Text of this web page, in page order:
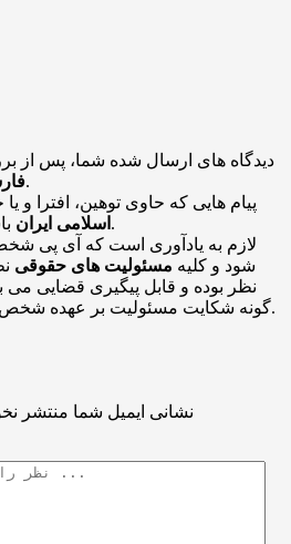
دیدگاه های ارسال شده شما، پس از
منتشر خواهد شد.
پیام هایی که حاوی توهین، افترا و
اسلامی ایران باشد منتشر نخواهد شد.
لازم به یادآوری است که آی پی
شود و کلیه مسئولیت های حقوقی
نظر بوده و قابل پیگیری قضایی
گونه شکایت مسئولیت بر عهده شخص نظر دهنده خواهد بود.
نشانی ایمیل شما منتشر